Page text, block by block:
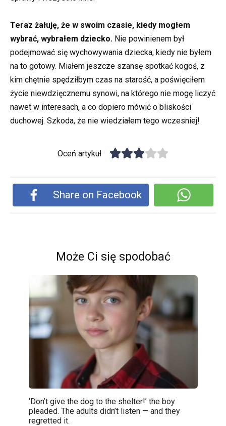
Teraz żałuję, że w swoim czasie, kiedy mogłem
wybrać, wybrałem dziecko. Nie powinienem był
podejmować się wychowywania dziecka, kiedy nie byłem
na to gotowy. Miałem jeszcze szansę spotkać kogoś, z
kim chętnie spędziłbym czas na starość, a poświęciłem
życie niewdzięcznemu synowi, na którego nie mogę liczyć
nawet w interesach, a co dopiero mówić o bliskości
duchowej. Szkoda, że nie wiedziałem tego wczesniej!
Oceń artykuł
Share on Facebook
Może Ci się spodobać
‘Don’t give the dog to the shelter!’ the boy
pleaded. The adults didn’t listen — and they
regretted it.